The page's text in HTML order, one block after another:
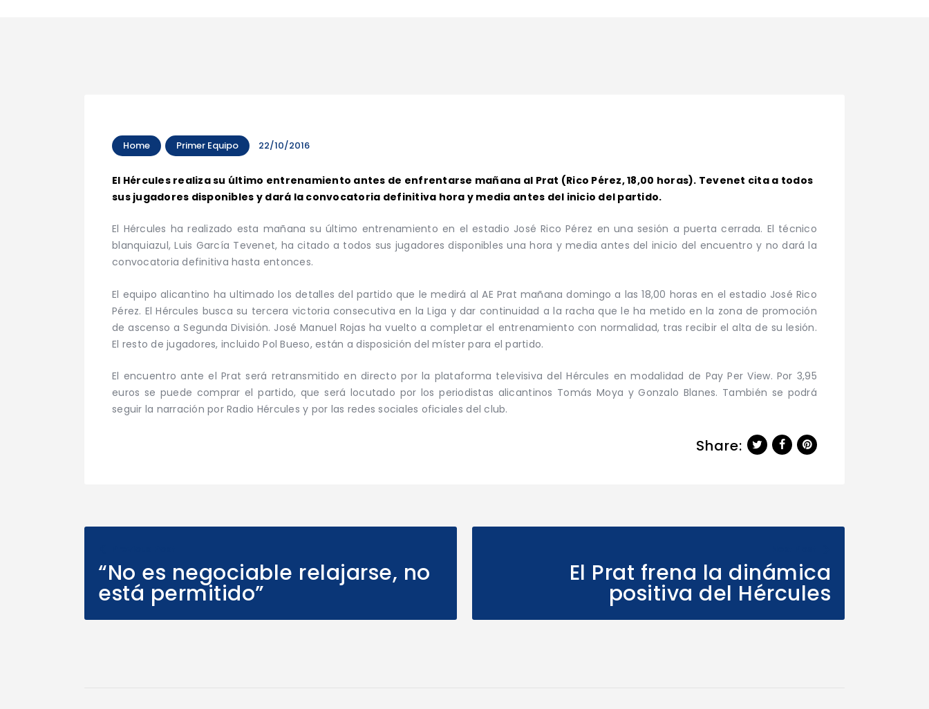
Home Primer Equipo 22/10/2016
El Hércules realiza su último entrenamiento antes de enfrentarse mañana al Prat (Rico Pérez, 18,00 horas). Tevenet cita a todos
sus jugadores disponibles y dará la convocatoria definitiva hora y media antes del inicio del partido.
El Hércules ha realizado esta mañana su último entrenamiento en el estadio José Rico Pérez en una sesión a puerta cerrada. El técnico
blanquiazul, Luis García Tevenet, ha citado a todos sus jugadores disponibles una hora y media antes del inicio del encuentro y no dará la
convocatoria definitiva hasta entonces.
El equipo alicantino ha ultimado los detalles del partido que le medirá al AE Prat mañana domingo a las 18,00 horas en el estadio José Rico
Pérez. El Hércules busca su tercera victoria consecutiva en la Liga y dar continuidad a la racha que le ha metido en la zona de promoción
de ascenso a Segunda División. José Manuel Rojas ha vuelto a completar el entrenamiento con normalidad, tras recibir el alta de su lesión.
El resto de jugadores, incluido Pol Bueso, están a disposición del míster para el partido.
El encuentro ante el Prat será retransmitido en directo por la plataforma televisiva del Hércules en modalidad de Pay Per View. Por 3,95
euros se puede comprar el partido, que será locutado por los periodistas alicantinos Tomás Moya y Gonzalo Blanes. También se podrá
seguir la narración por Radio Hércules y por las redes sociales oficiales del club.
Share:
“No es negociable relajarse, no
está permitido”
El Prat frena la dinámica
positiva del Hércules